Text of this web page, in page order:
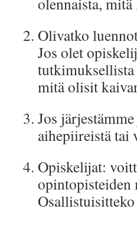
Olivatko
Jos olet
tutkimuksellista
mitä olisit
Jos
aihepiireistä
Opiskelijat:
opintopisteiden